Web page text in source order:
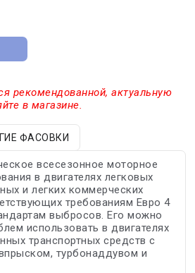
рекомендованной, актуальную
в магазине.
ФАСОВКИ
всесезонное моторное
в двигателях легковых
и легких коммерческих
требованиям Евро 4
выбросов. Его можно
использовать в двигателях
транспортных средств с
турбонаддувом и